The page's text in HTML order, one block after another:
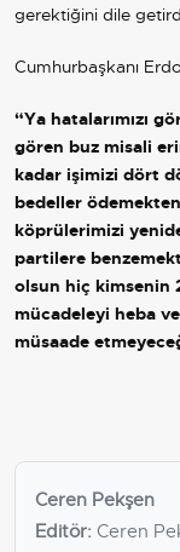
gerektiğini dile
Cumhurbaşkanı
“Ya hatalarımızı
gören buz misali
kadar işimizi dört
bedeller
köprülerimizi
partilere
olsun hiç kimsenin
mücadeleyi heba
müsaade
Ceren Pekşen
Editör: Ceren